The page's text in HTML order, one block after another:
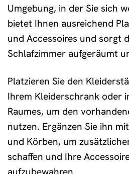
Umgebung, in der Sie sich
bietet Ihnen ausreichend
und Accessoires und sorgt
Schlafzimmer aufgeräumt
Platzieren Sie den
Ihrem Kleiderschrank oder
Raumes, um den
nutzen. Ergänzen Sie ihn
und Körben, um
schaffen und Ihre